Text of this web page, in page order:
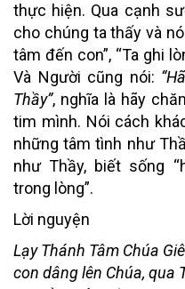
thực hiện. Qua cạnh
cho chúng ta thấy và
tâm đến con”, “Ta ghi
Và Người cũng nói:
Thầy”, nghĩa là hãy
tim mình. Nói cách
những tâm tình như
như Thầy, biết sống
trong lòng”.
Lời nguyện
Lạy Thánh Tâm Chúa
con dâng lên Chúa, qua